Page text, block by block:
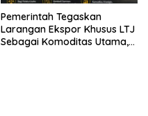
Pemerintah Tegaskan
Larangan Ekspor Khusus LTJ
Sebagai Komoditas Utama,